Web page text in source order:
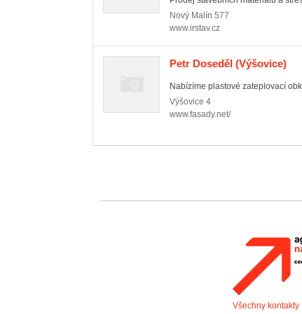
Nový Malín 577
www.irstav.cz
Petr Doseděl (Výšovice)
Nabízíme plastové zateplovací
Výšovice 4
www.fasady.net/
Všechny kontakty